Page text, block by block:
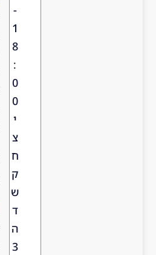
-
1
8
:
0
0
י
צ
ח
ק
ש
ד
ה
3